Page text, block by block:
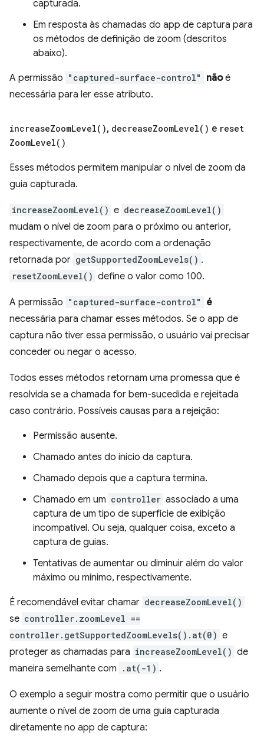
capturada.
Em resposta às chamadas do app de captura para
os métodos de definição de zoom (descritos
abaixo).
A permissão "captured-surface-control" nãoé
necessária para ler esse atributo.
increaseZoomLevel( ), decreaseZoomLevel( ) e reset
ZoomLevel( )
Esses métodos permitem manipular o nível de zoom da
guia capturada.
increaseZoomLevel() e decreaseZoomLevel()
mudam o nível de zoom para o próximo ou anterior,
respectivamente, de acordo com a ordenação
retornada por getSupportedZoomLevels() .
resetZoomLevel() define o valor como 100.
A permissão "captured-surface-control"
é
necessária para chamar esses métodos. Se o app de
captura não tiver essa permissão, o usuário vai precisar
conceder ou negar o acesso.
Todos esses métodos retornam uma promessa que é
resolvida se a chamada for bem-sucedida e rejeitada
caso contrário. Possíveis causas para a rejeição:
Permissão ausente.
Chamado antes do início da captura.
Chamado depois que a captura termina.
Chamado em um controller associado a uma
captura de um tipo de superfície de exibição
incompatível. Ou seja, qualquer coisa, exceto a
captura de guias.
Tentativas de aumentar ou diminuir além do valor
máximo ou mínimo, respectivamente.
É recomendável evitar chamar decreaseZoomLevel()
se controller.zoomLevel ==
controller.getSupportedZoomLevels().at(0) e
proteger as chamadas para increaseZoomLevel() de
maneira semelhante com
.at(-1) .
O exemplo a seguir mostra como permitir que o usuário
aumente o nível de zoom de uma guia capturada
diretamente no app de captura: